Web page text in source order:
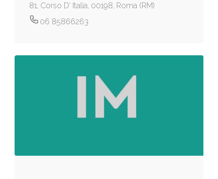
81, Corso D' Italia, 00198, Roma (RM)
06 85866263